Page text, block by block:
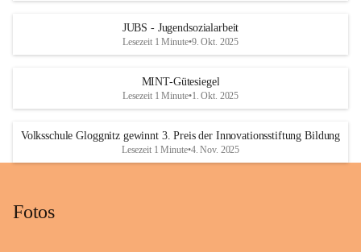
JUBS - Jugendsozialarbeit
Lesezeit 1 Minute•9. Okt. 2025
MINT-Gütesiegel
Lesezeit 1 Minute•1. Okt. 2025
Volksschule Gloggnitz gewinnt 3. Preis der Innovationsstiftung Bildung
Lesezeit 1 Minute•4. Nov. 2025
Fotos